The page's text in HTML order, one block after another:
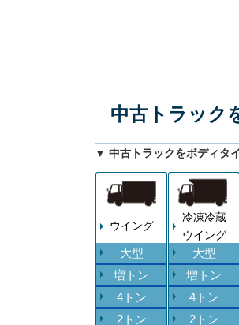
中古トラック
▼ 中古トラックをボディタ
ウイング
大型
増トン
4トン
2トン
冷凍冷蔵
ウイング
大型
増トン
4トン
2トン